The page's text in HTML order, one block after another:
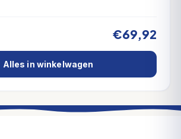
€69,92
Alles in winkelwagen